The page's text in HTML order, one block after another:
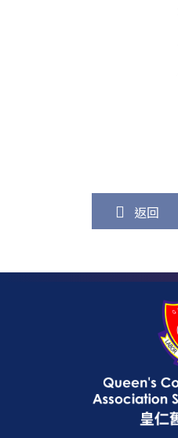
返回